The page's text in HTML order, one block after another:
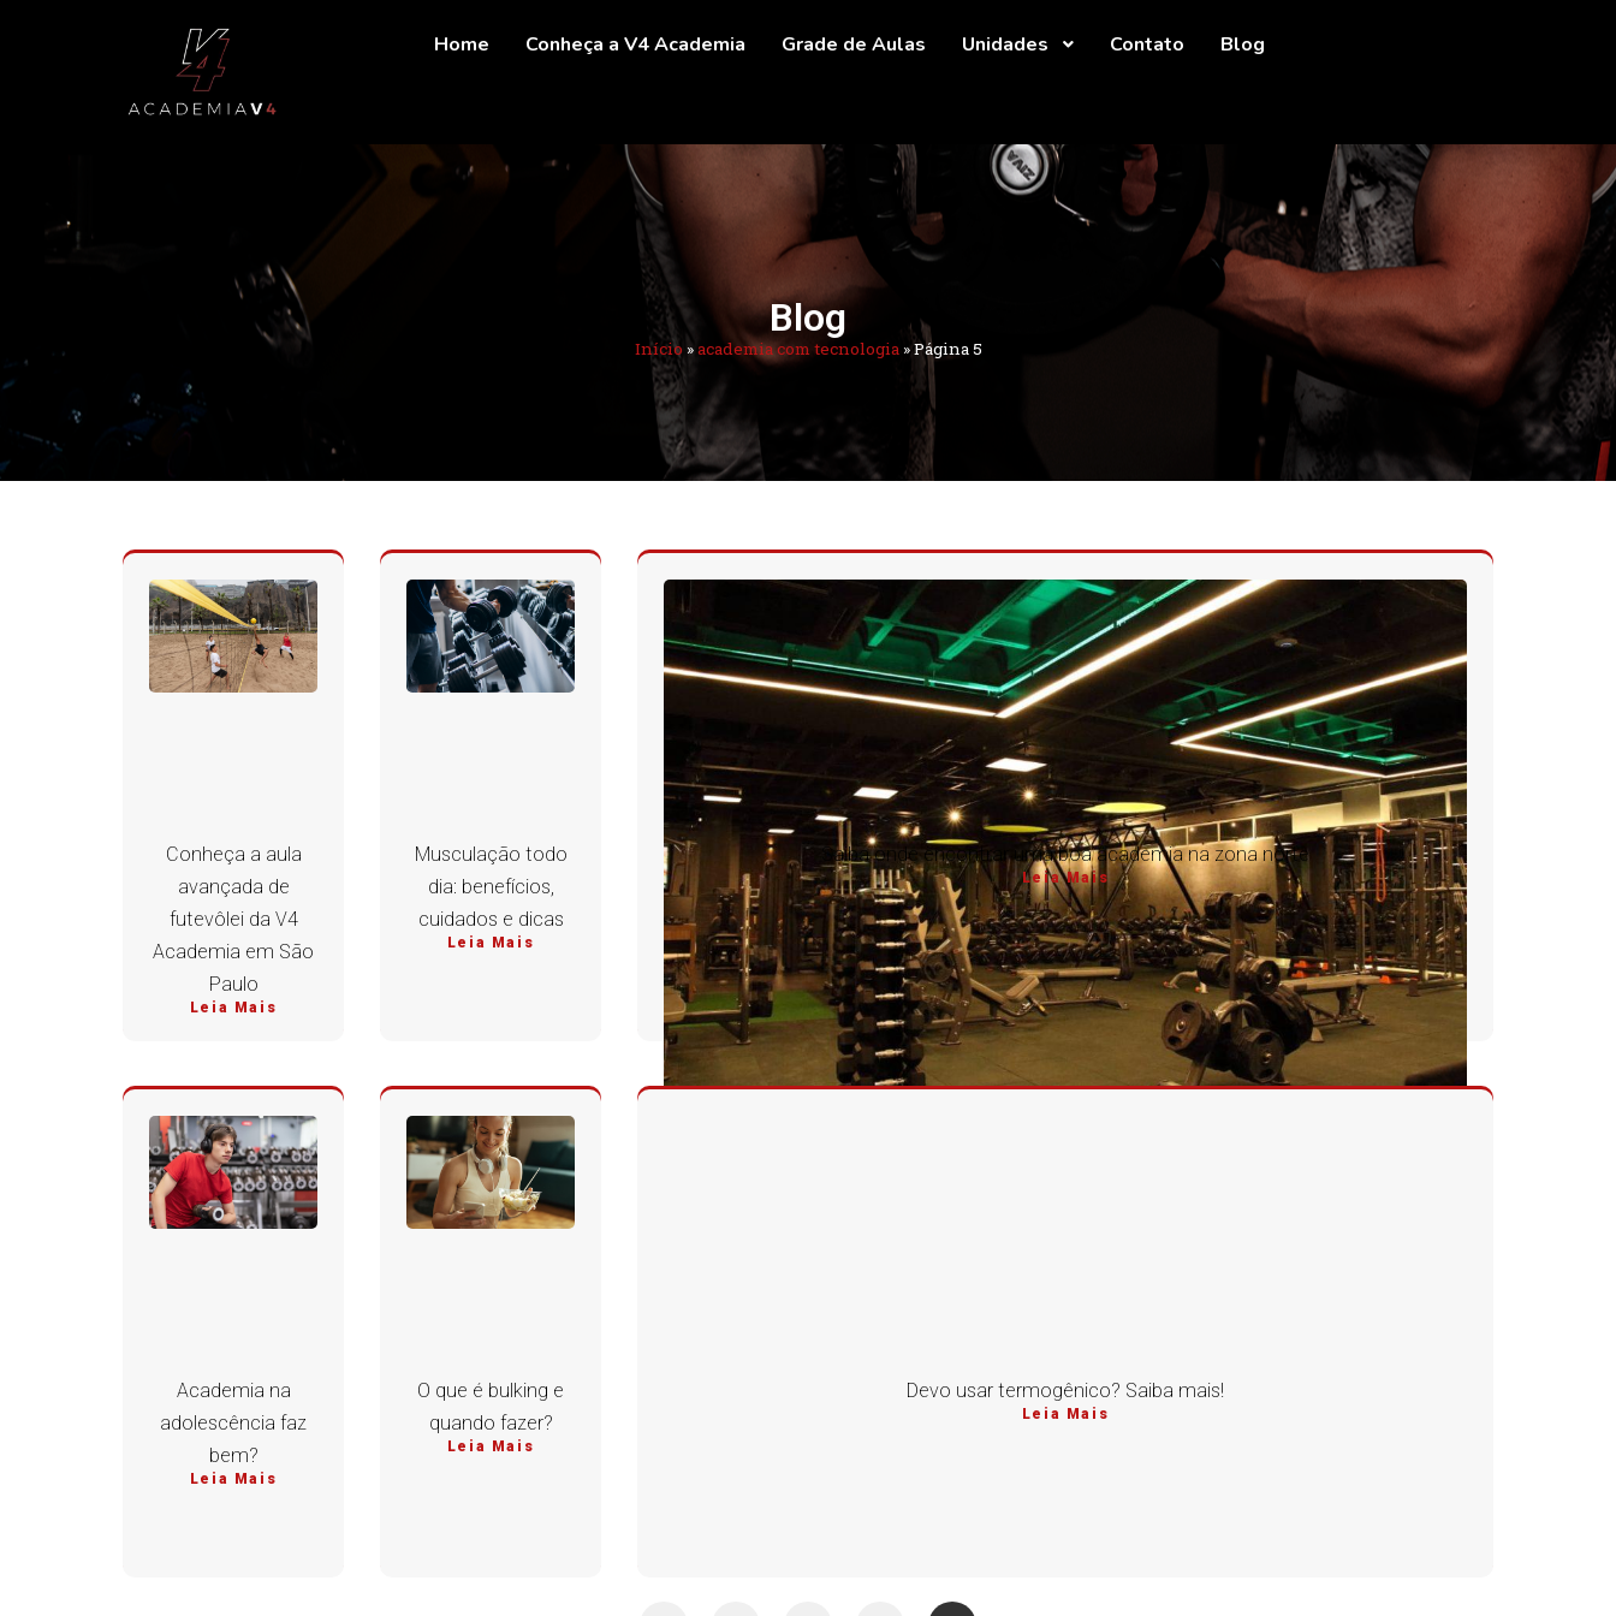
Home Conheça a V4 Academia Grade de Aulas Unidades Contato Blog
Blog
Início »academia com tecnologia»Página 5
Conheça a aula
avançada de
futevôlei da V4
Academia em São
Paulo
Leia Mais
Musculação todo
dia: benefícios,
cuidados e dicas
Leia Mais
Saiba onde encontrar uma boa academia na zona norte
Leia Mais
Academia na
adolescência faz
bem?
Leia Mais
O que é bulking e
quando fazer?
Leia Mais
Devo usar termogênico? Saiba mais!
Leia Mais